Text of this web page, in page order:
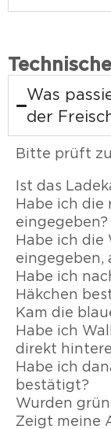
Was
der
Bitte prüft
Ist das
Habe ich die
eingegeben?
Habe ich die
eingegeben,
Habe ich
Häkchen
Kam die
Habe ich
direkt
Habe ich
bestätigt?
Wurden
Zeigt meine